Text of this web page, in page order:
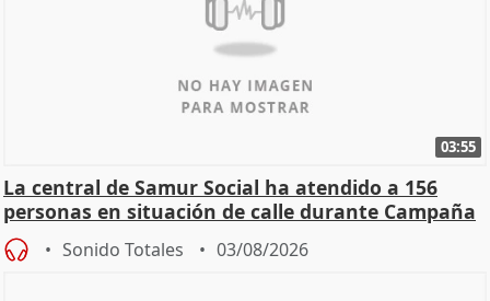
03:55
La central de Samur Social ha atendido a 156
personas en situación de calle durante Campaña
de Calor
Sonido Totales 03/08/2026